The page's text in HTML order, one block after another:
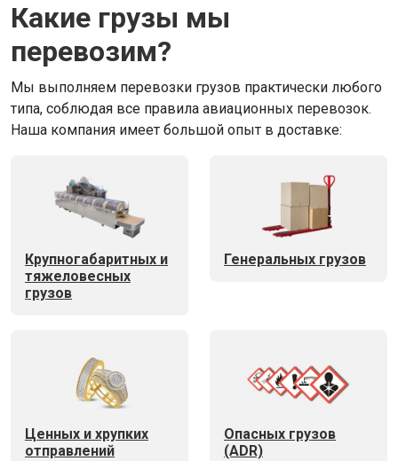
Какие грузы мы
перевозим?
Мы выполняем перевозки грузов практически любого
типа, соблюдая все правила авиационных перевозок.
Наша компания имеет большой опыт в доставке:
Крупногабаритных и
тяжеловесных
грузов
Генеральных грузов
Ценных и хрупких
отправлений
Опасных грузов
(ADR)